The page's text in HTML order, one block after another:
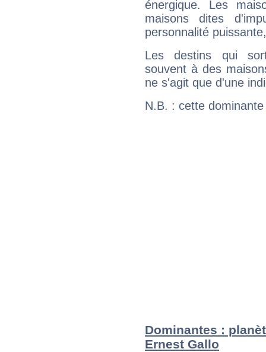
énergique. Les
maisons dites
personnalité
Les destins qui
souvent à des
ne s'agit que d'une
N.B. : cette
Dominantes :
Ernest Gallo